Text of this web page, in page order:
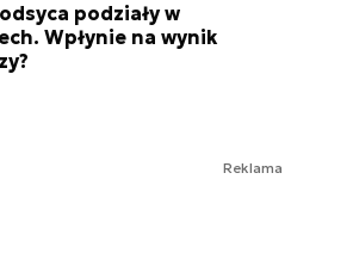
podziały w
Wpłynie na wynik
Reklama